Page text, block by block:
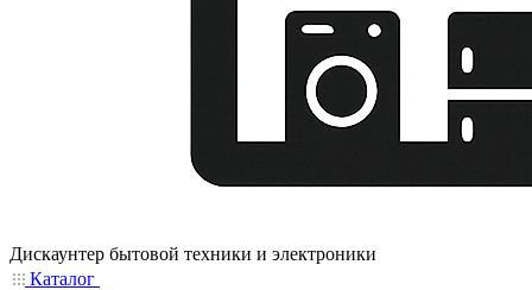
Дискаунтер бытовой техники и электроники
Каталог